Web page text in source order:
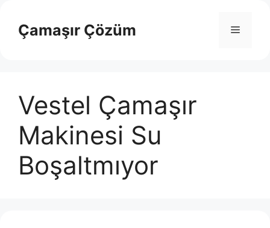
Çamaşır Çözüm Menü
Vestel Çamaşır
Makinesi Su
Boşaltmıyor